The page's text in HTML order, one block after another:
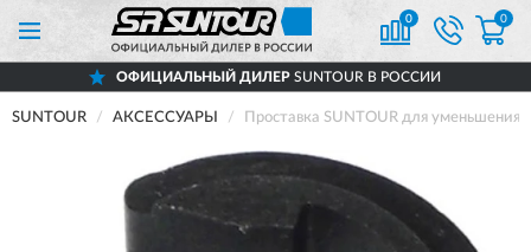
0 0
ОФИЦИАЛЬНЫЙ ДИЛЕРSUNTOUR В РОССИИ
SUNTOUR АКСЕССУАРЫ Проставка SUNTOUR для